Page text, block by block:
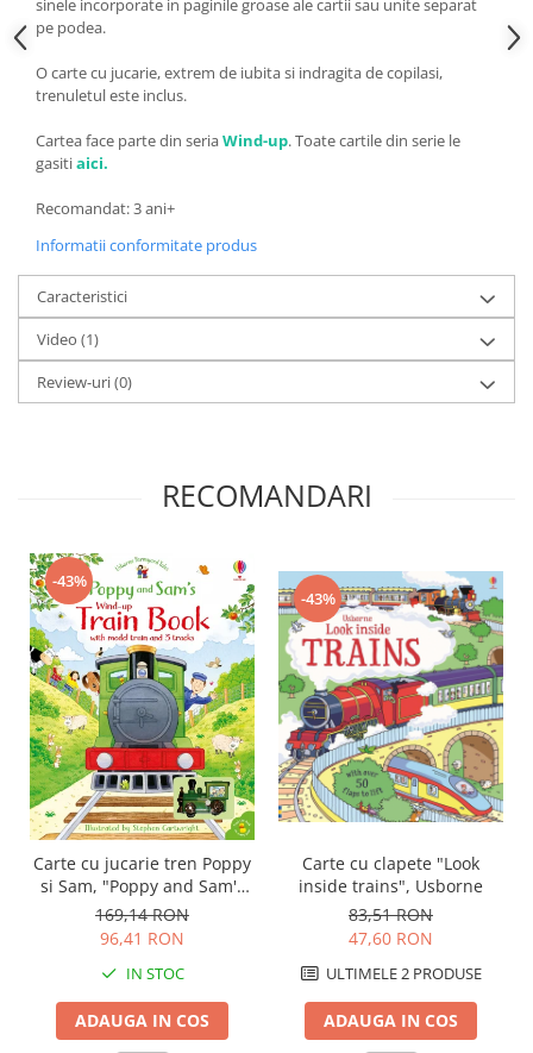
sinele incorporate in paginile groase ale cartii sau unite separat
pe podea.
O carte cu jucarie, extrem de iubita si indragita de copilasi,
trenuletul este inclus.
Cartea face parte din seriaWind-up. Toate cartile din serie le
gasitiaici.
Recomandat: 3 ani+
Informatii conformitate produs
Caracteristici
Video (1)
Review-uri(0)
RECOMANDARI
-43%
Carte cu jucarie tren Poppy
si Sam, "Poppy and Sam's
Wind-up Train Book",
Usborne
169,14 RON
96,41 RON
IN STOC
ADAUGA IN COS
-43%
Carte cu clapete "Look
inside trains", Usborne
83,51 RON
47,60 RON
ULTIMELE 2 PRODUSE
ADAUGA IN COS